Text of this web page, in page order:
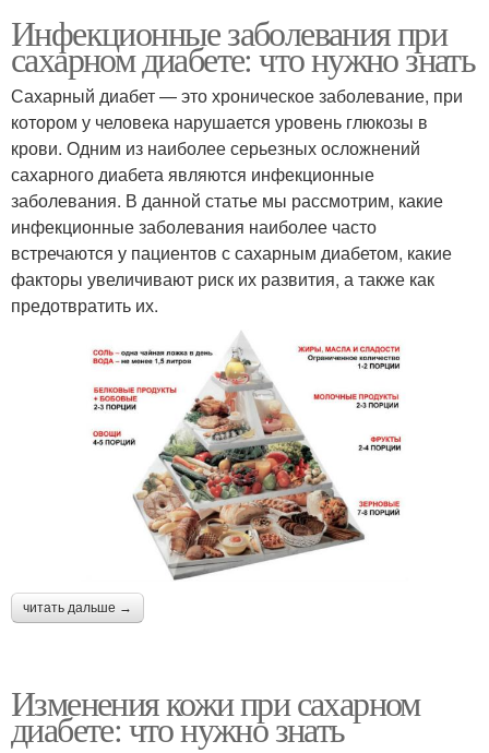
Инфекционные заболевания при
сахарном диабете: что нужно знать
Сахарный диабет — это хроническое заболевание, при
котором у человека нарушается уровень глюкозы в
крови. Одним из наиболее серьезных осложнений
сахарного диабета являются инфекционные
заболевания. В данной статье мы рассмотрим, какие
инфекционные заболевания наиболее часто
встречаются у пациентов с сахарным диабетом, какие
факторы увеличивают риск их развития, а также как
предотвратить их.
читать дальше →
Изменения кожи при сахарном
диабете: что нужно знать